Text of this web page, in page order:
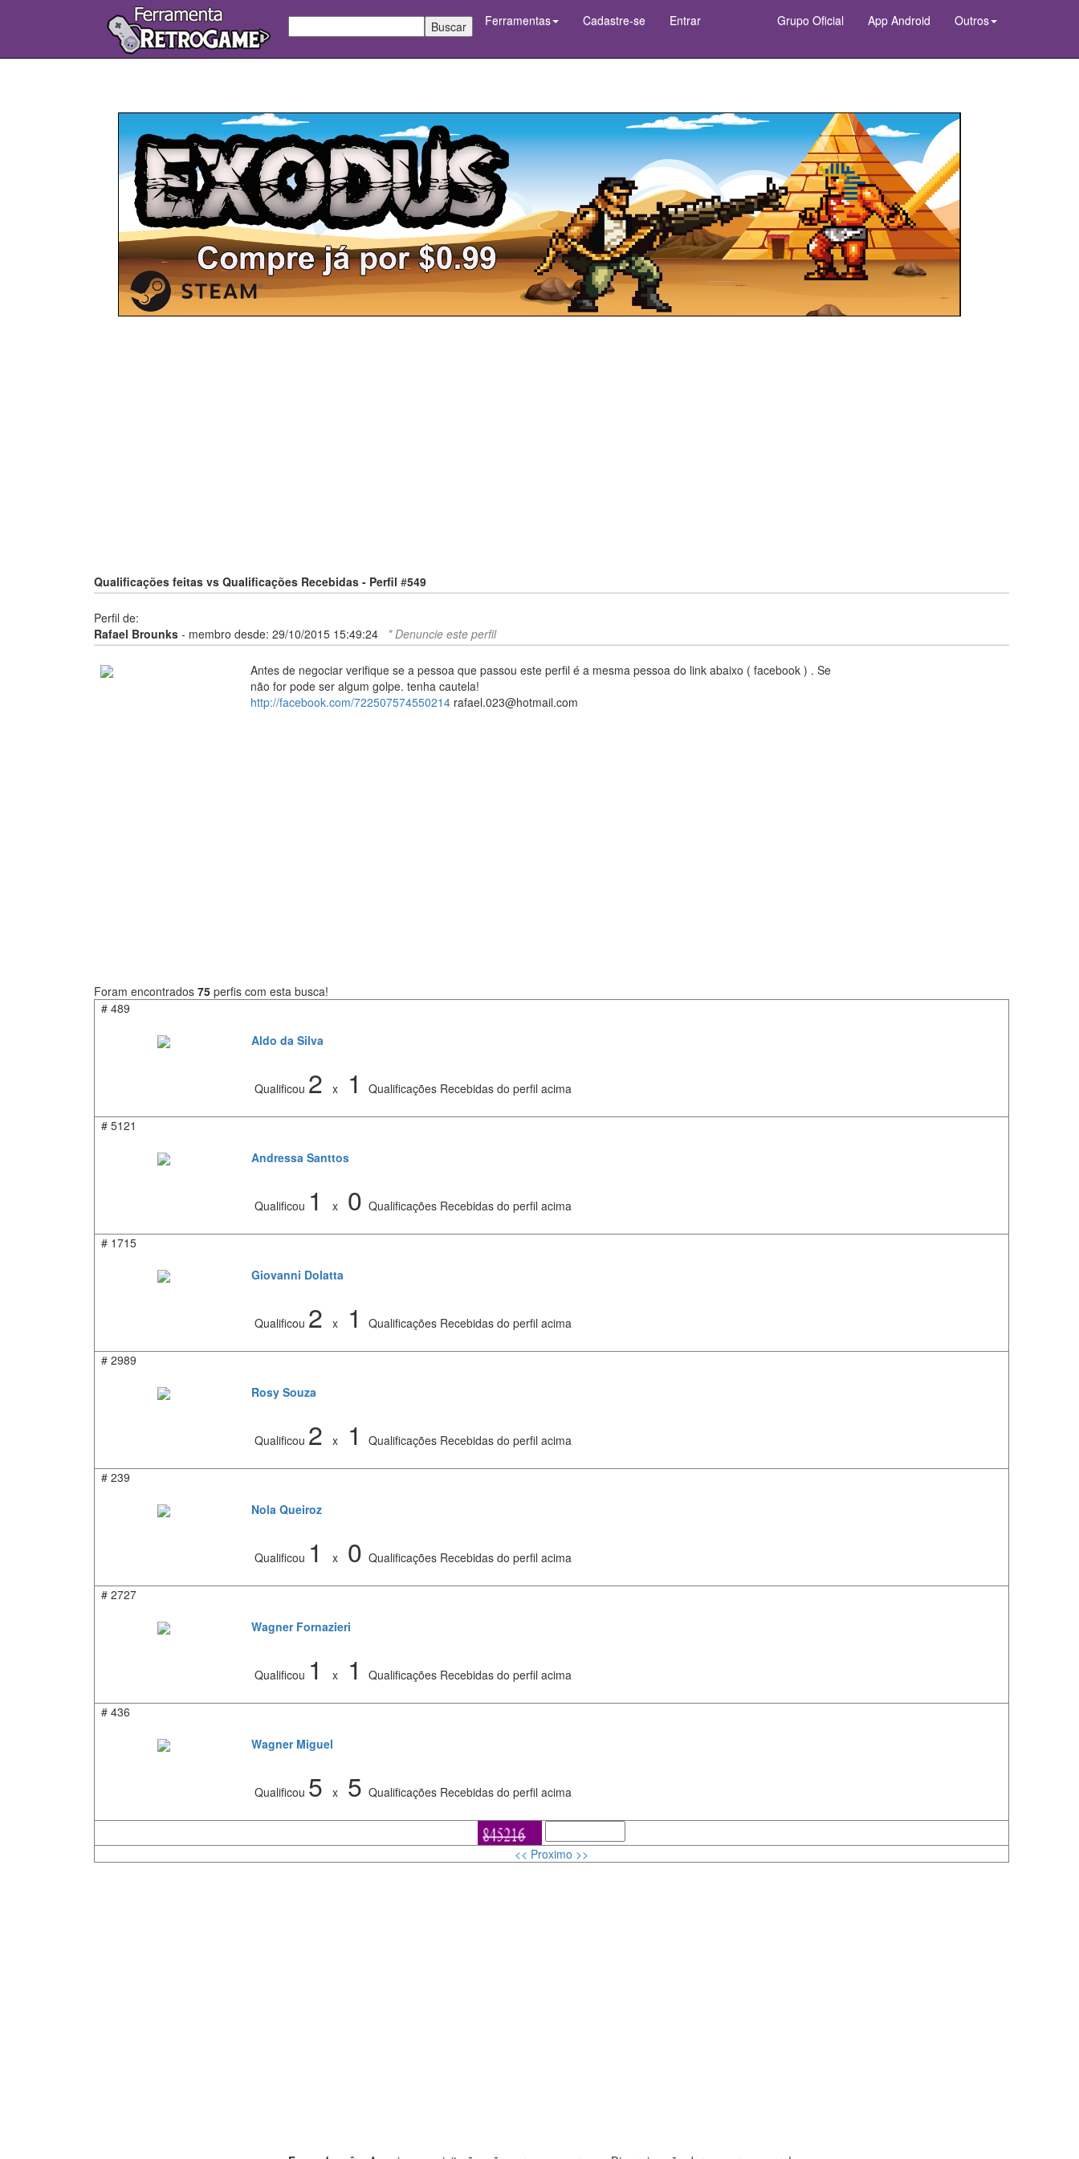
Ferramentas Cadastre-se Entrar Grupo Oficial App Android Outros
Qualificações feitas vs Qualificações Recebidas - Perfil #549
Perfil de:
Rafael Brounks - membro desde: 29/10/2015 15:49:24 * Denuncie este perfil
Antes de negociar verifique se a pessoa que passou este perfil é a mesma pessoa do link abaixo ( facebook ) . Se
não for pode ser algum golpe. tenha cautela!
http://facebook.com/722507574550214 rafael.023@hotmail.com
Foram encontrados 75 perfis com esta busca!
# 489
Aldo da Silva
Qualificou 2 x 1 Qualificações Recebidas do perfil acima
# 5121
Andressa Santtos
Qualificou 1 x 0 Qualificações Recebidas do perfil acima
# 1715
Giovanni Dolatta
Qualificou 2 x 1 Qualificações Recebidas do perfil acima
# 2989
Rosy Souza
Qualificou 2 x 1 Qualificações Recebidas do perfil acima
# 239
Nola Queiroz
Qualificou 1 x 0 Qualificações Recebidas do perfil acima
# 2727
Wagner Fornazieri
Qualificou 1 x 1 Qualificações Recebidas do perfil acima
# 436
Wagner Miguel
Qualificou 5 x 5 Qualificações Recebidas do perfil acima
<< Proximo >>